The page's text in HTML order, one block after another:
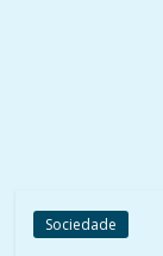
Sociedade